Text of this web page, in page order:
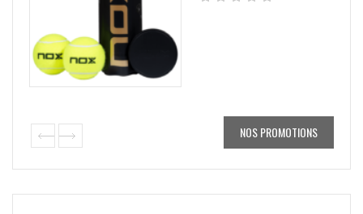
NOS PROMOTIONS